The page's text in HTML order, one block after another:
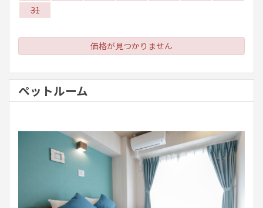
31
価格が見つかりません
ペットルーム